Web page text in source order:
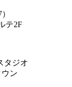
テ2F
タジオ
ン